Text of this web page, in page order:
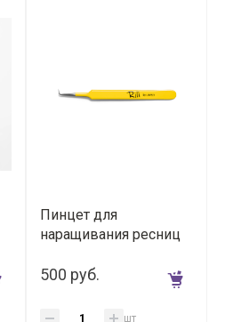
Пинцет для
наращивания ресниц
Line)
500 руб.
шт